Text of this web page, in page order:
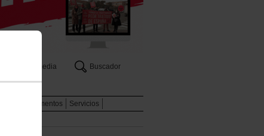
Multimedia
Buscador
Documentos
Servicios